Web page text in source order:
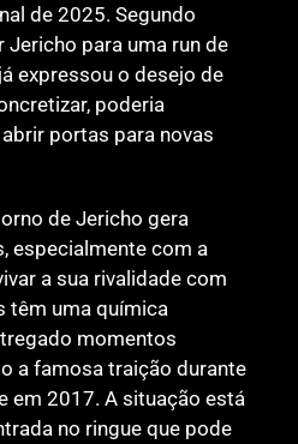
de 2025. Segundo
Jericho para uma run de
expressou o desejo de
poderia
portas para novas
de Jericho gera
especialmente com a
a sua rivalidade com
têm uma química
momentos
a famosa traição durante
em 2017. A situação está
no ringue que pode